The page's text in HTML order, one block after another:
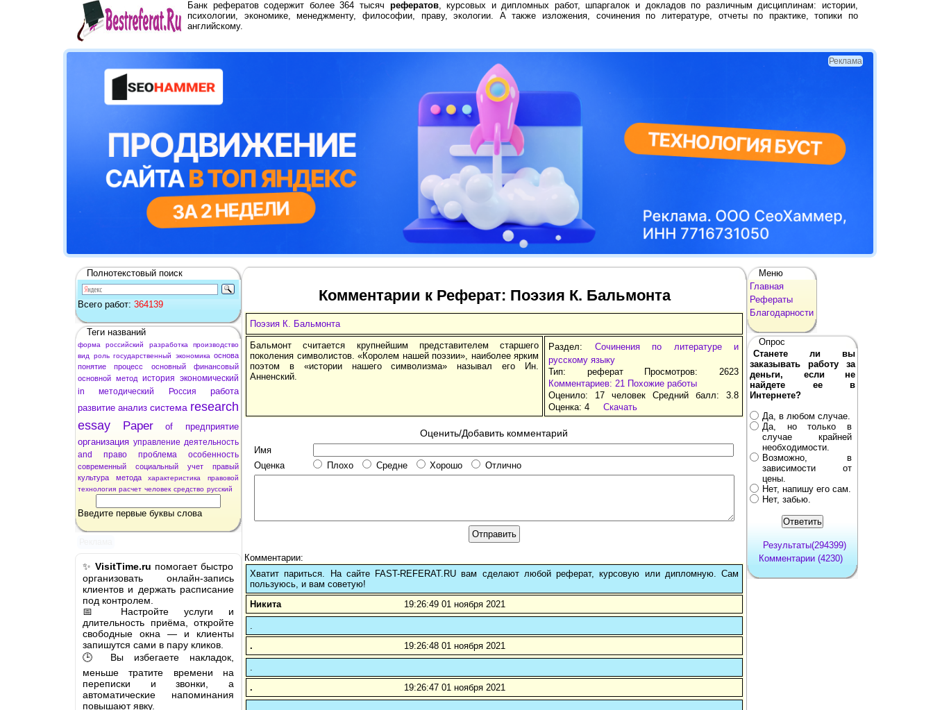
Банк рефератов содержит более 364 тысяч рефератов, курсовых и дипломных работ, шпаргалок и докладов по различным дисциплинам: истории,
психологии, экономике, менеджменту, философии, праву, экологии. А также изложения, сочинения по литературе, отчеты по практике, топики по
английскому.
Реклама
Полнотекстовый поиск
Всего работ: 364139
Теги названий
форма российский разработка
производство
вид
роль государственный экономика основа
понятие
процесс основный
финансовый
основной метод история экономический
in
методический Россия
работа
развитие анализ система research
essay
Paper of
предприятие
организация управление деятельность
and
право проблема особенность
современный социальный учет
правый
культура
метода характеристика
правовой
технология расчет человек средство русский
Введите первые буквы слова
✨ VisitTime.ru помогает быстро
организовать онлайн-запись
клиентов и держать расписание
под контролем.
📅 Настройте услуги и
длительность приёма, откройте
свободные окна — и клиенты
запишутся сами в пару кликов.
🕒 Вы избегаете накладок,
меньше тратите времени на
переписки и звонки, а
автоматические напоминания
повышают явку.
Комментарии к Реферат: Поэзия К. Бальмонта
Поэзия К. Бальмонта
Бальмонт считается крупнейшим представителем старшего
поколения символистов. «Королем нашей поэзии», наиболее ярким
поэтом в «истории нашего символизма» называл его Ин.
Анненский.
Раздел: Сочинения по литературе и
русскому языку
Тип: реферат Просмотров: 2623
Комментариев: 21 Похожие работы
Оценило: 17 человек Средний балл: 3.8
Оценка: 4 Скачать
Оценить/Добавить комментарий
Имя
Оценка
Плохо Средне Хорошо Отлично
Комментарии:
Хватит париться. На сайте FAST-REFERAT.RU вам сделают любой реферат, курсовую или дипломную. Сам
пользуюсь, и вам советую!
Никита
19:26:49 01 ноября 2021
.
.
19:26:48 01 ноября 2021
.
.
19:26:47 01 ноября 2021
Меню
Главная
Рефераты
Благодарности
Опрос
Станете ли вы
заказывать работу за
деньги, если не
найдете ее в
Интернете?
Да, в любом случае.
Да, но только в
случае крайней
необходимости.
Возможно, в
зависимости от
цены.
Нет, напишу его сам.
Нет, забью.
Результаты(294399)
Комментарии (4230)